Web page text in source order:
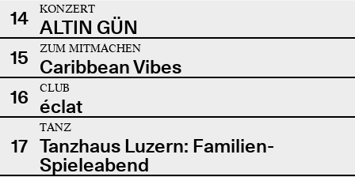
14
KONZERT
ALTIN GÜN
15
ZUM MITMACHEN
Caribbean Vibes
16
CLUB
éclat
17
TANZ
Tanzhaus Luzern: Familien-
Spieleabend